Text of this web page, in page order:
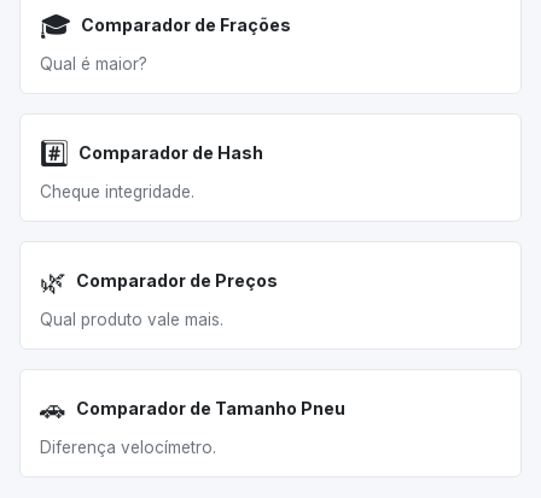
🎓 Comparador de Frações
Qual é maior?
#️⃣ Comparador de Hash
Cheque integridade.
🌿 Comparador de Preços
Qual produto vale mais.
🚗 Comparador de Tamanho Pneu
Diferença velocímetro.